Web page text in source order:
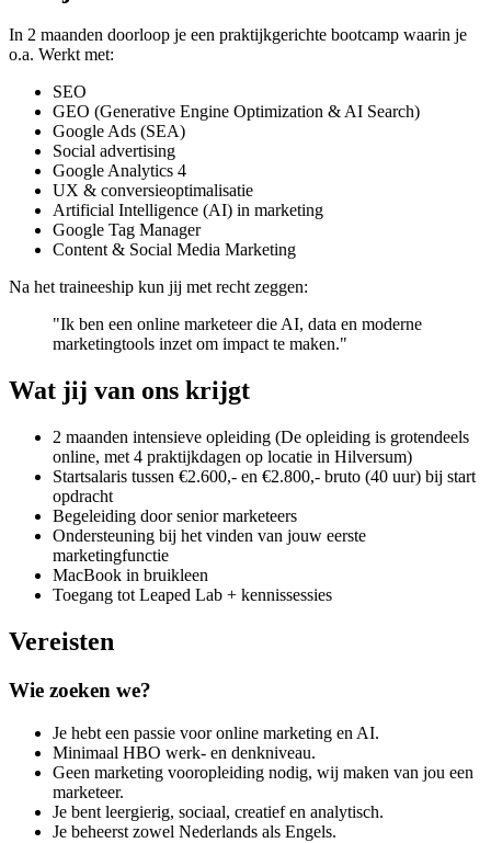
In 2 maanden doorloop je een praktijkgerichte bootcamp waarin je
o.a. Werkt met:
SEO
GEO (Generative Engine Optimization & AI Search)
Google Ads (SEA)
Social advertising
Google Analytics 4
UX & conversieoptimalisatie
Artificial Intelligence (AI) in marketing
Google Tag Manager
Content & Social Media Marketing
Na het traineeship kun jij met recht zeggen:
"Ik ben een online marketeer die AI, data en moderne
marketingtools inzet om impact te maken."
Wat jij van ons krijgt
2 maanden intensieve opleiding (De opleiding is grotendeels
online, met 4 praktijkdagen op locatie in Hilversum)
Startsalaris tussen €2.600,- en €2.800,- bruto (40 uur) bij start
opdracht
Begeleiding door senior marketeers
Ondersteuning bij het vinden van jouw eerste
marketingfunctie
MacBook in bruikleen
Toegang tot Leaped Lab + kennissessies
Vereisten
Wie zoeken we?
Je hebt een passie voor online marketing en AI.
Minimaal HBO werk- en denkniveau.
Geen marketing vooropleiding nodig, wij maken van jou een
marketeer.
Je bent leergierig, sociaal, creatief en analytisch.
Je beheerst zowel Nederlands als Engels.